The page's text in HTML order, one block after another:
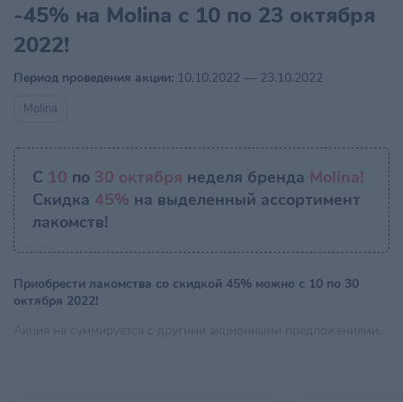
-45% на Molina c 10 по 23 октября
2022!
Период проведения акции: 10.10.2022 — 23.10.2022
Molina
С 10 по 30 октября неделя бренда Molina!
Скидка 45% на выделенный ассортимент
лакомств!
Приобрести лакомства со скидкой 45% можно с 10 по 30
октября 2022!